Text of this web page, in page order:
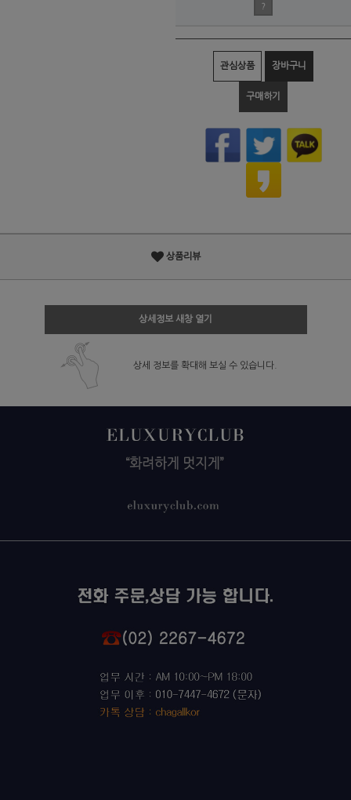
?
관심상품 장바구니
구매하기
상품리뷰
상세정보 새창 열기
상세 정보를 확대해 보실 수 있습니다.